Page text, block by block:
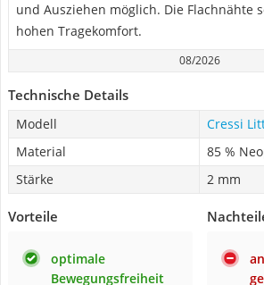
und Ausziehen möglich. Die Flachnähte
hohen Tragekomfort.
08/2026
Technische Details
Modell
Cressi
Material
85 %
Stärke
2 mm
Vorteile
optimale
Bewegungsfreiheit